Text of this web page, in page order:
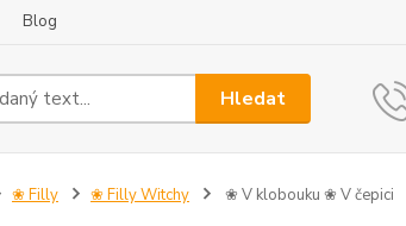
Blog
Hledat
❀ Filly ❀ Filly Witchy ❀ V klobouku ❀ V čepici